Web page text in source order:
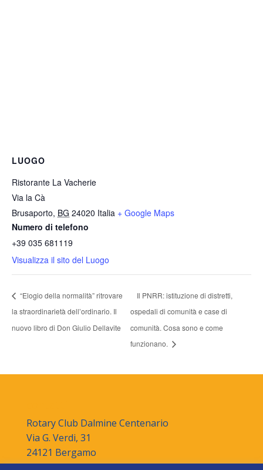
LUOGO
Ristorante La Vacherie
Via la Cà
Brusaporto, BG 24020 Italia + Google Maps
Numero di telefono
+39 035 681119
Visualizza il sito del Luogo
“Elogio della normalità” ritrovare
la straordinarietà dell’ordinario. Il
nuovo libro di Don Giulio Dellavite
Il PNRR: istituzione di distretti,
ospedali di comunità e case di
comunità. Cosa sono e come
funzionano.
Rotary Club Dalmine Centenario
Via G. Verdi, 31
24121 Bergamo
Tel. +39 035 249955